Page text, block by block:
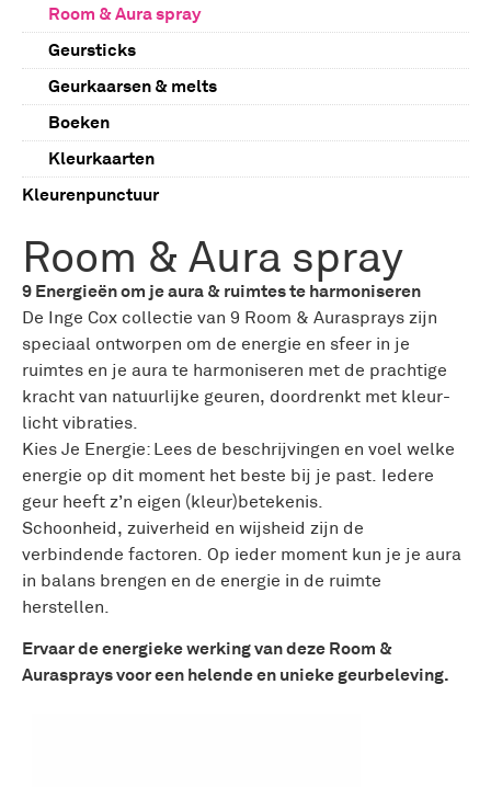
Room & Aura spray
Geursticks
Geurkaarsen & melts
Boeken
Kleurkaarten
Kleurenpunctuur
Kristallen
Inductie
Computerbrillen
Kleurbrillen
Kleurklank muziek
Wellness
Boeken
Kirlianfotografie
Accessoires
Room & Aura spray
9 Energieën om je aura & ruimtes te harmoniseren
De Inge Cox collectie van 9 Room & Aurasprays zijn
speciaal ontworpen om de energie en sfeer in je
ruimtes en je aura te harmoniseren met de prachtige
kracht van natuurlijke geuren, doordrenkt met kleur-
licht vibraties.
Kies Je Energie: Lees de beschrijvingen en voel welke
energie op dit moment het beste bij je past. Iedere
geur heeft z’n eigen (kleur)betekenis.
Schoonheid, zuiverheid en wijsheid zijn de
verbindende factoren. Op ieder moment kun je je aura
in balans brengen en de energie in de ruimte
herstellen.
Ervaar de energieke werking van deze Room &
Aurasprays voor een helende en unieke geurbeleving.